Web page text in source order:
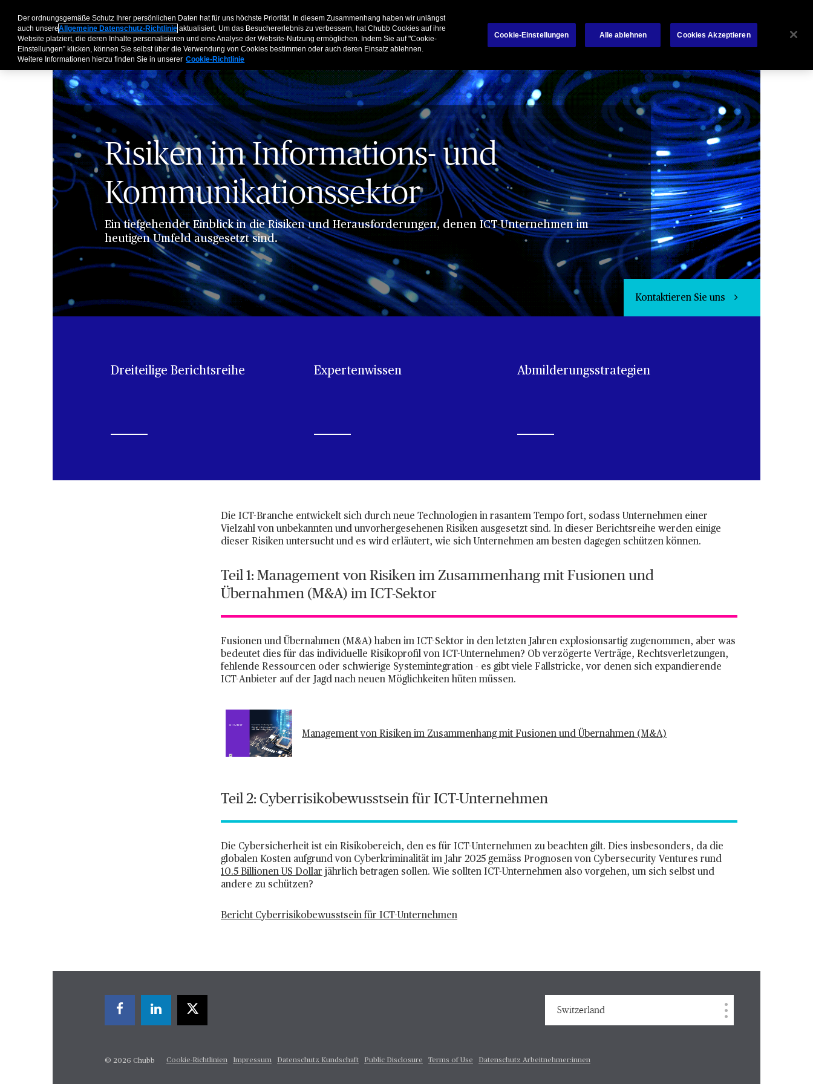
Produkte Service Bibliothek Schadenservice Search
Risiken im Informations- und
Kommunikationssektor
Ein tiefgehender Einblick in die Risiken und Herausforderungen, denen ICT-Unternehmen im
heutigen Umfeld ausgesetzt sind.
Kontaktieren Sie uns
Dreiteilige Berichtsreihe Expertenwissen Abmilderungsstrategien
Die ICT-Branche entwickelt sich durch neue Technologien in rasantem Tempo fort, sodass Unternehmen einer
Vielzahl von unbekannten und unvorhergesehenen Risiken ausgesetzt sind. In dieser Berichtsreihe werden einige
dieser Risiken untersucht und es wird erläutert, wie sich Unternehmen am besten dagegen schützen können.
Teil 1: Management von Risiken im Zusammenhang mit Fusionen und
Übernahmen (M&A) im ICT-Sektor
Fusionen und Übernahmen (M&A) haben im ICT-Sektor in den letzten Jahren explosionsartig zugenommen, aber was
bedeutet dies für das individuelle Risikoprofil von ICT-Unternehmen? Ob verzögerte Verträge, Rechtsverletzungen,
fehlende Ressourcen oder schwierige Systemintegration - es gibt viele Fallstricke, vor denen sich expandierende
ICT-Anbieter auf der Jagd nach neuen Möglichkeiten hüten müssen.
Management von Risiken im Zusammenhang mit Fusionen und Übernahmen (M&A)
Teil 2: Cyberrisikobewusstsein für ICT-Unternehmen
Die Cybersicherheit ist ein Risikobereich, den es für ICT-Unternehmen zu beachten gilt. Dies insbesonders, da die
globalen Kosten aufgrund von Cyberkriminalität im Jahr 2025 gemäss Prognosen von Cybersecurity Ventures rund
10.5 Billionen US Dollar jährlich betragen sollen. Wie sollten ICT-Unternehmen also vorgehen, um sich selbst und
andere zu schützen?
Bericht Cyberrisikobewusstsein für ICT-Unternehmen
Switzerland
© 2026 Chubb Cookie-Richtlinien Impressum Datenschutz Kundschaft Public Disclosure Terms of Use Datenschutz Arbeitnehmer:innen
Der ordnungsgemäße Schutz Ihrer persönlichen Daten hat für uns höchste Priorität. In diesem Zusammenhang haben wir unlängst
auch unsereAllgemeine Datenschutz-Richtlinie aktualisiert. Um das Besuchererlebnis zu verbessern, hat Chubb Cookies auf ihre
Website platziert, die deren Inhalte personalisieren und eine Analyse der Website-Nutzung ermöglichen. Indem Sie auf "Cookie-
Einstellungen” klicken, können Sie selbst über die Verwendung von Cookies bestimmen oder auch deren Einsatz ablehnen.
Weitere Informationen hierzu finden Sie in unserer Cookie-Richtlinie
Cookie-Einstellungen Alle ablehnen Cookies Akzeptieren